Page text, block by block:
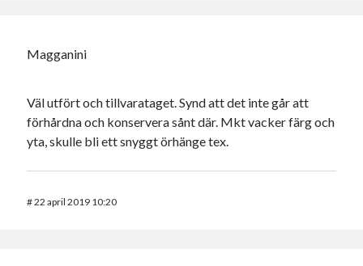
Magganini
Väl utfört och tillvarataget. Synd att det inte går att
förhårdna och konservera sånt där. Mkt vacker färg och
yta, skulle bli ett snyggt örhänge tex.
#22 april 2019 10:20